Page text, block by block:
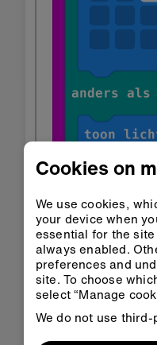
Cookies on
We use cookies,
your device when
essential for the
always enabled.
preferences and
site. To choose
select “Manage
We do not use